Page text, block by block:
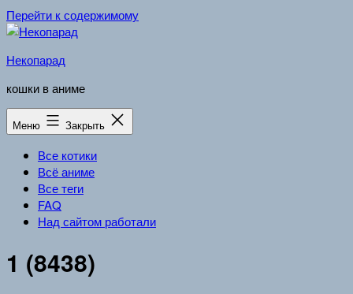
Перейти к содержимому
Некопарад
кошки в аниме
Меню Закрыть
Все котики
Всё аниме
Все теги
FAQ
Над сайтом работали
1 (8438)